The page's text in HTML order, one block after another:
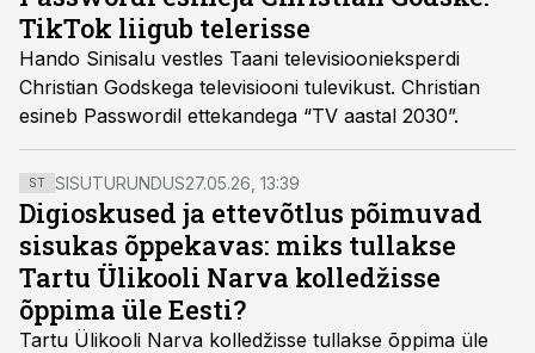
TikTok liigub telerisse
Hando Sinisalu vestles Taani televisioonieksperdi
Christian Godskega televisiooni tulevikust. Christian
esineb Passwordil ettekandega “TV aastal 2030”.
ST SISUTURUNDUS27.05.26, 13:39
Digioskused ja ettevõtlus põimuvad
sisukas õppekavas: miks tullakse
Tartu Ülikooli Narva kolledžisse
õppima üle Eesti?
Tartu Ülikooli Narva kolledžisse tullakse õppima üle